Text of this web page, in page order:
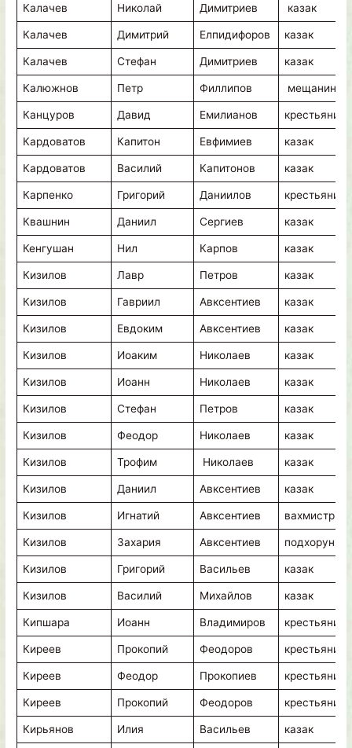
Калачев Николай Димитриев казак
Калачев Димитрий Елпидифоров казак
Калачев Стефан Димитриев казак
Калюжнов Петр Филлипов мещанин
Канцуров Давид Емилианов крестьянин
Кардоватов Капитон Евфимиев казак
Кардоватов Василий Капитонов казак
Карпенко Григорий Даниилов крестьянин
Квашнин Даниил Сергиев казак
Кенгушан Нил Карпов казак
Кизилов Лавр Петров казак
Кизилов Гавриил Авксентиев казак
Кизилов Евдоким Авксентиев казак
Кизилов Иоаким Николаев казак
Кизилов Иоанн Николаев казак
Кизилов Стефан Петров казак
Кизилов Феодор Николаев казак
Кизилов Трофим Николаев казак
Кизилов Даниил Авксентиев казак
Кизилов Игнатий Авксентиев вахмистр
Кизилов Захария Авксентиев
Кизилов Григорий Васильев казак
Кизилов Василий Михайлов казак
Кипшара Иоанн Владимиров крестьянин
Киреев Прокопий Феодоров крестьянин
Киреев Феодор Прокопиев крестьянин
Киреев Прокопий Феодоров крестьянин
Кирьянов Илия Васильев казак